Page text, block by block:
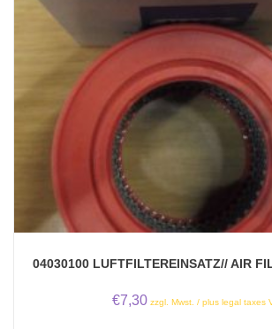
04030100 LUFTFILTEREINSATZ// AIR
€7,30 zzgl. Mwst. / plus legal taxes